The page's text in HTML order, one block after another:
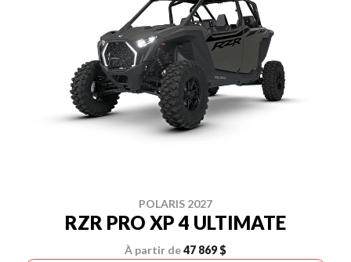
POLARIS 2027
RZR PRO XP 4 ULTIMATE
À partir de47 869 $